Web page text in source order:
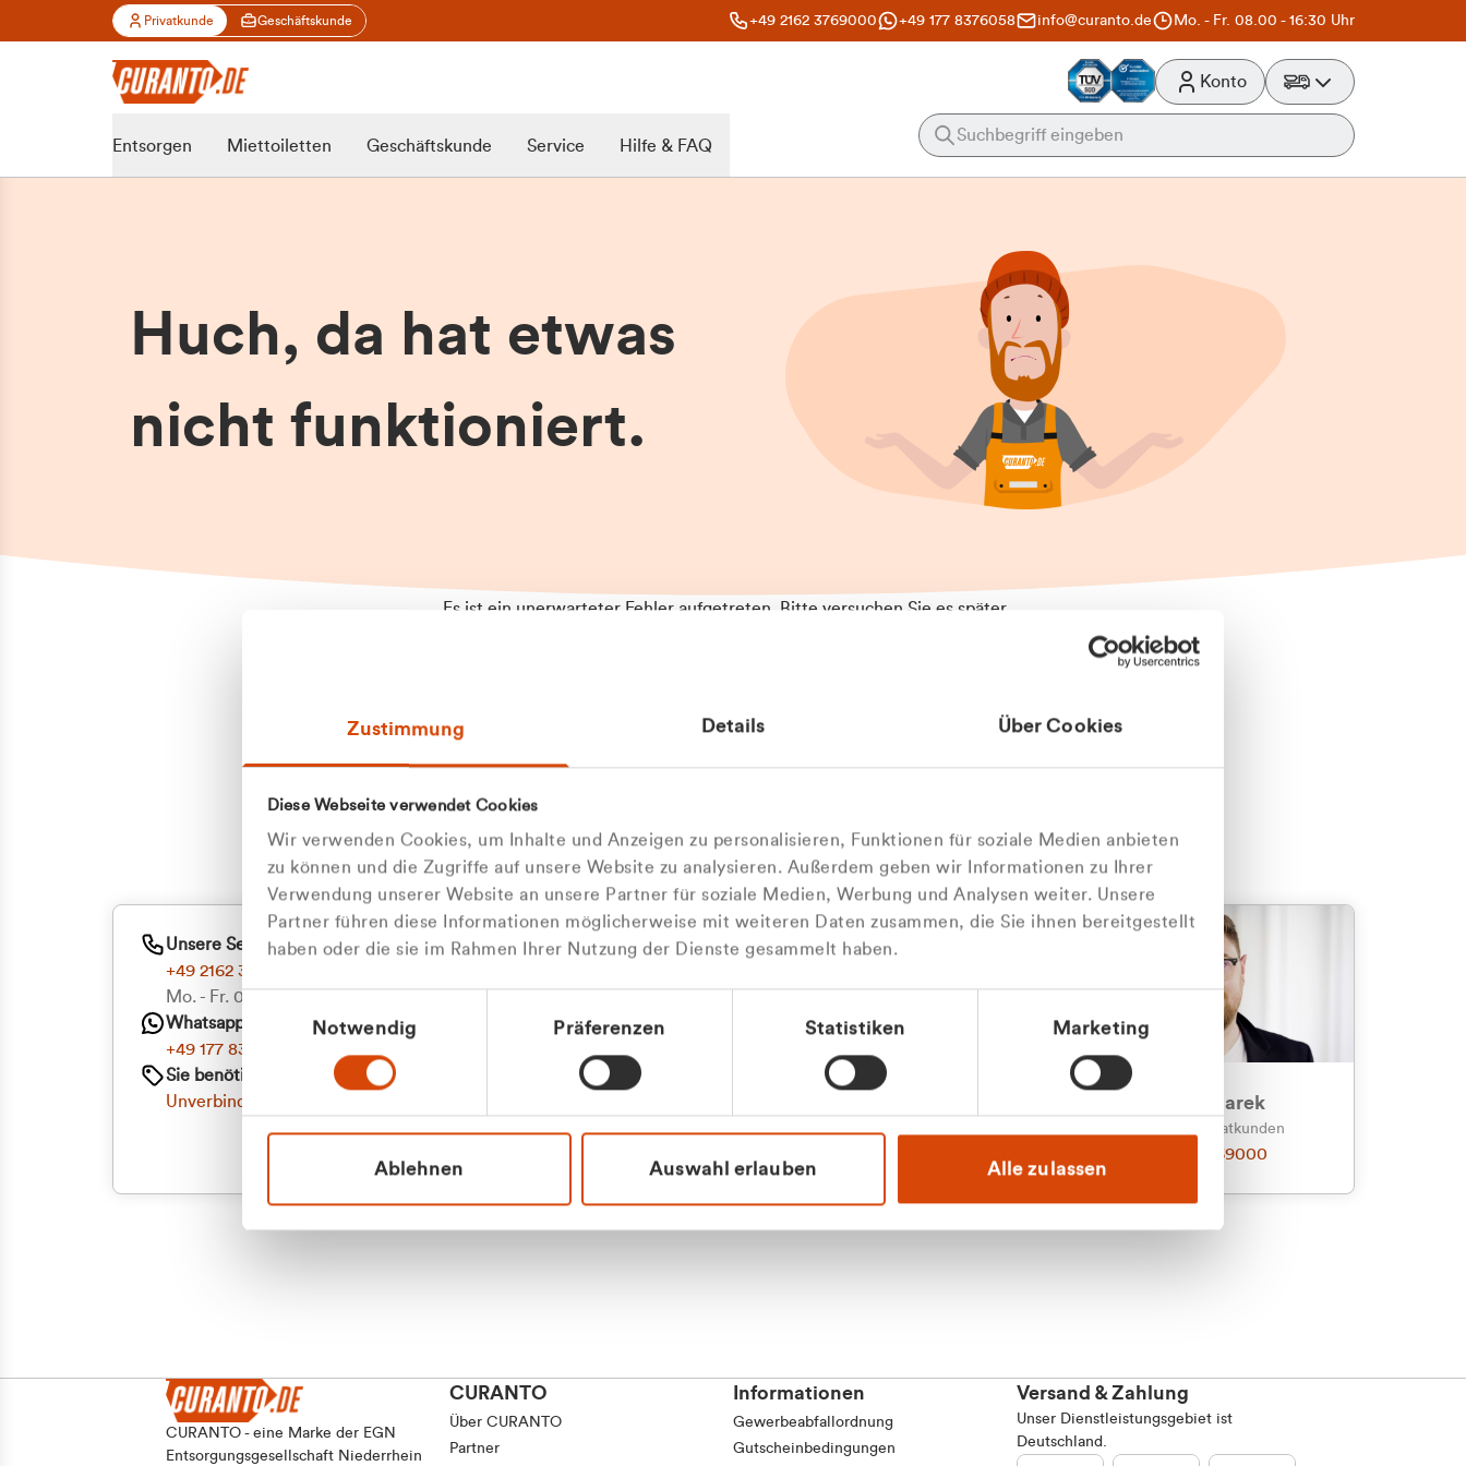
Zustimmung Details Über Cookies
Diese Webseite verwendet Cookies
Wir verwenden Cookies, um Inhalte und Anzeigen zu personalisieren, Funktionen für soziale Medien anbieten
zu können und die Zugriffe auf unsere Website zu analysieren. Außerdem geben wir Informationen zu Ihrer
Verwendung unserer Website an unsere Partner für soziale Medien, Werbung und Analysen weiter. Unsere
Partner führen diese Informationen möglicherweise mit weiteren Daten zusammen, die Sie ihnen bereitgestellt
haben oder die sie im Rahmen Ihrer Nutzung der Dienste gesammelt haben.
Einwilligungsauswahl
Notwendig Präferenzen Statistiken Marketing
Ablehnen Auswahl erlauben Alle zulassen
Privatkunde Geschäftskunde +49 2162 3769000 +49 177 8376058 info@curanto.de Mo. - Fr. 08.00 - 16:30 Uhr
Zu welcher
Kundengruppe
gehören Sie?
Privatkunde (inkl. MwSt.)
Geschäftskunde (exkl. MwSt.)
Konto
Entsorgen Miettoiletten Geschäftskunde Service Hilfe & FAQ
Huch, da hat etwas
nicht funktioniert.
Es ist ein unerwarteter Fehler aufgetreten. Bitte versuchen Sie es später
aufgetretenen Fehler an. Wir entschuldigen uns für eventuelle
Unannehmlichkeiten.
Zum Abfallberater
Oder kontaktieren Sie uns persönlich
Wir sind gerne für Sie da
Unsere Service-Hotline
+49 2162 3769000
Mo. - Fr. 08.00 - 16:30 Uhr
Whatsapp
+49 177 8376058
Sie benötigen ein individuelles Angebot?
Unverbindliche Anfrage stellen
Julian Marek
Vertrieb - Privatkunden
0216 237 69000
CURANTO - eine Marke der EGN
Entsorgungsgesellschaft Niederrhein
CURANTO
Über CURANTO
Partner
Informationen
Gewerbeabfallordnung
Gutscheinbedingungen
Versand & Zahlung
Unser Dienstleistungsgebiet ist
Deutschland.